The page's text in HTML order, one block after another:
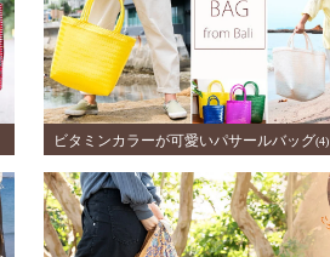
ビタミンカラーが可愛いパサールバッグ(4)